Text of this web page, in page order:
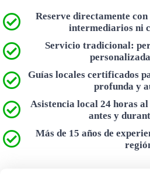
Reserve directamente
intermediarios ni
Servicio tradicional:
Guías locales certificados
profunda y
Asistencia local 24 horas
antes y
Más de 15 años de